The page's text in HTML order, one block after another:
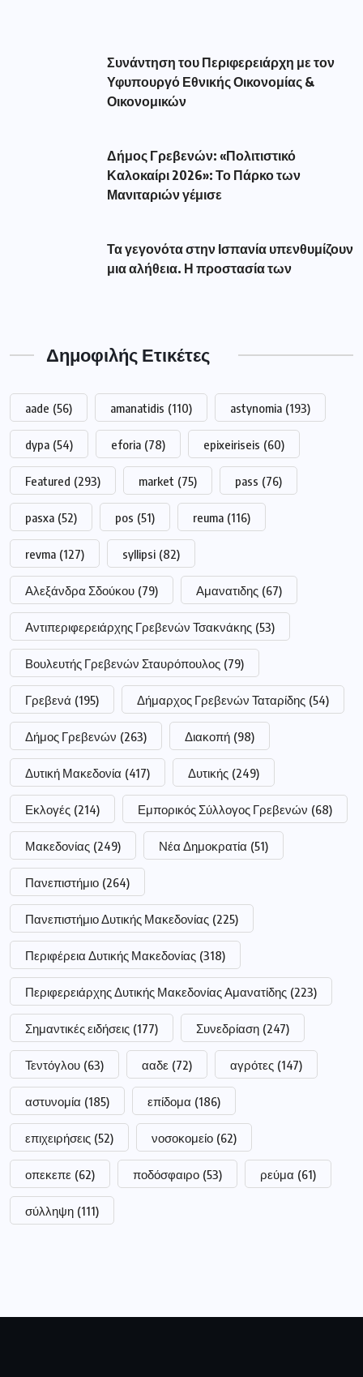
Συνάντηση του Περιφερειάρχη με τον
Υφυπουργό Εθνικής Οικονομίας &
Οικονομικών
Δήμος Γρεβενών: «Πολιτιστικό
Καλοκαίρι 2026»: Το Πάρκο των
Μανιταριών γέμισε
Τα γεγονότα στην Ισπανία υπενθυμίζουν
μια αλήθεια. Η προστασία των
Δημοφιλής Ετικέτες
aade (56) amanatidis (110) astynomia (193)
dypa (54) eforia (78) epixeiriseis (60)
Featured (293) market (75) pass (76)
pasxa (52) pos (51) reuma (116)
revma (127) syllipsi (82)
Αλεξάνδρα Σδούκου (79) Αμανατιδης (67)
Αντιπεριφερειάρχης Γρεβενών Τσακνάκης (53)
Βουλευτής Γρεβενών Σταυρόπουλος (79)
Γρεβενά (195) Δήμαρχος Γρεβενών Ταταρίδης (54)
Δήμος Γρεβενών (263) Διακοπή (98)
Δυτική Μακεδονία (417) Δυτικής (249)
Εκλογές (214) Εμπορικός Σύλλογος Γρεβενών (68)
Μακεδονίας (249) Νέα Δημοκρατία (51)
Πανεπιστήμιο (264)
Πανεπιστήμιο Δυτικής Μακεδονίας (225)
Περιφέρεια Δυτικής Μακεδονίας (318)
Περιφερειάρχης Δυτικής Μακεδονίας Αμανατίδης (223)
Σημαντικές ειδήσεις (177) Συνεδρίαση (247)
Τεντόγλου (63) ααδε (72) αγρότες (147)
αστυνομία (185) επίδομα (186)
επιχειρήσεις (52) νοσοκομείο (62)
οπεκεπε (62) ποδόσφαιρο (53) ρεύμα (61)
σύλληψη (111)